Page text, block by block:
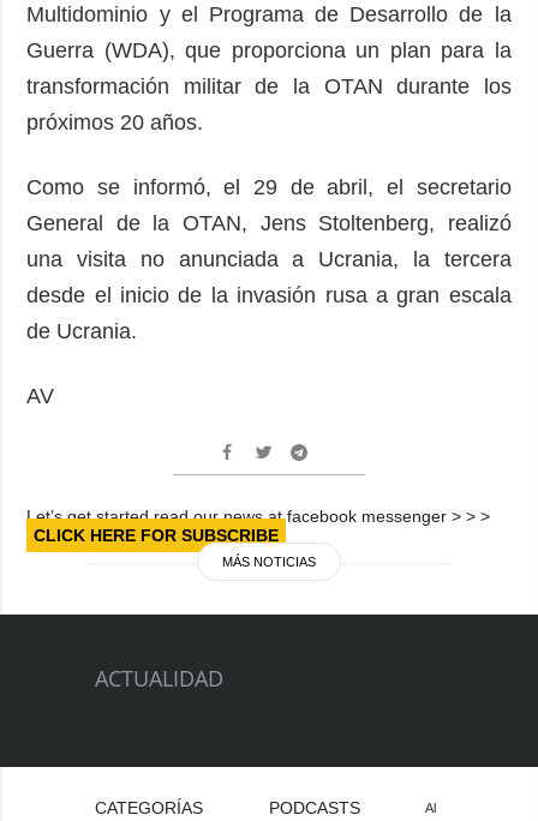
Multidominio y el Programa de Desarrollo de la
Guerra (WDA), que proporciona un plan para la
transformación militar de la OTAN durante los
próximos 20 años.
Como se informó, el 29 de abril, el secretario
General de la OTAN, Jens Stoltenberg, realizó
una visita no anunciada a Ucrania, la tercera
desde el inicio de la invasión rusa a gran escala
de Ucrania.
AV
Let’s get started read our news at facebook messenger > > >
CLICK HERE FOR SUBSCRIBE
MÁS NOTICIAS
ACTUALIDAD
CATEGORÍAS
PODCASTS
Al